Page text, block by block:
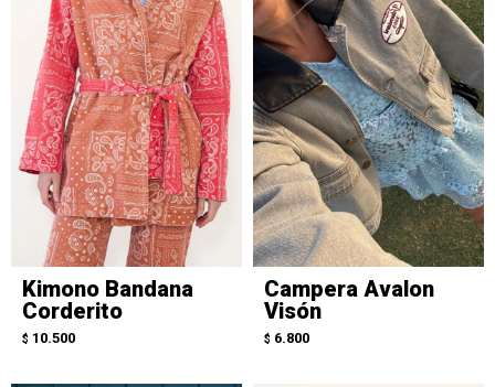
Kimono Bandana
Corderito
$ 10.500
Campera Avalon
Visón
$ 6.800